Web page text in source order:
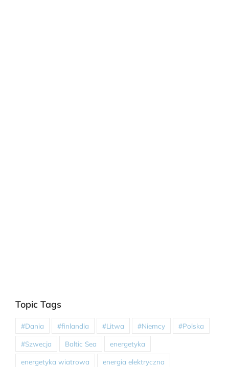
Topic Tags
#Dania #finlandia #Litwa #Niemcy #Polska
#Szwecja Baltic Sea energetyka
energetyka wiatrowa energia elektryczna